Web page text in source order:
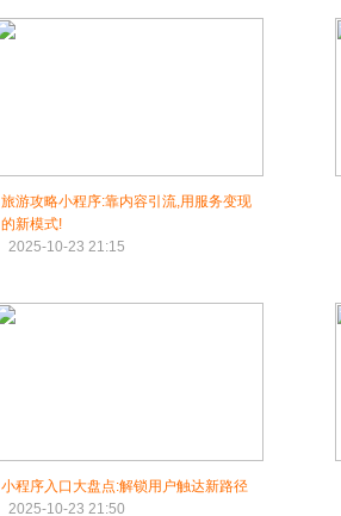
旅游攻略小程序:靠内容引流,用服务变现
的新模式!
2025-10-23 21:15
小程序入口大盘点:解锁用户触达新路径
2025-10-23 21:50